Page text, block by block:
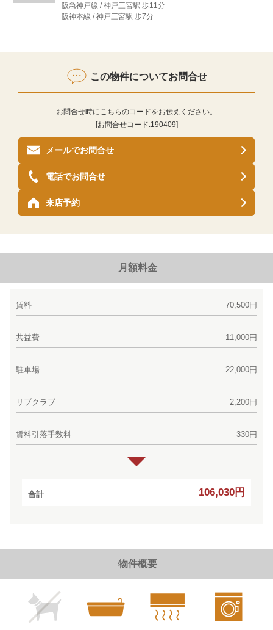
阪急神戸線 / 神戸三宮駅 歩11分
阪神本線 / 神戸三宮駅 歩7分
この物件についてお問合せ
お問合せ時にこちらのコードをお伝えください。
[お問合せコード:190409]
メールでお問合せ
来店予約
電話でお問合せ
月額料金
賃料 70,500円
共益費 11,000円
駐車場 22,000円
リブクラブ 2,200円
賃料引落手数料 330円
合計 106,030円
物件概要